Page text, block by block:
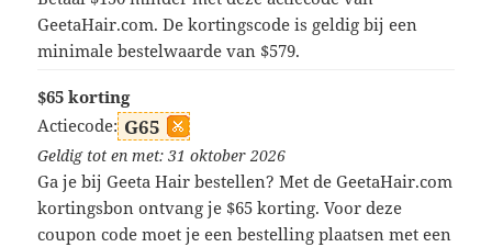
GeetaHair.com. De kortingscode is geldig bij een
minimale bestelwaarde van $579.
$65 korting
Actiecode: G65
Geldig tot en met: 31 oktober 2026
Ga je bij Geeta Hair bestellen? Met de GeetaHair.com
kortingsbon ontvang je $65 korting. Voor deze
coupon code moet je een bestelling plaatsen met een